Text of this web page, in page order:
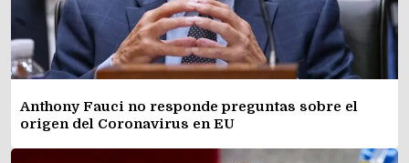
Anthony Fauci no responde preguntas sobre el
origen del Coronavirus en EU